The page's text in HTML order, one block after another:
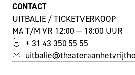
CONTACT
UITBALIE / TICKETVERKOOP
MA T/M VR 12:00 — 18:00 UUR
+ 31 43 350 55 55